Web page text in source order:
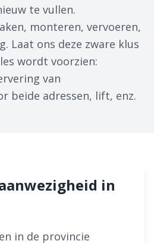
te vullen.
monteren, vervoeren,
Laat ons deze zware klus
wordt voorzien:
van
beide adressen, lift, enz.
in
in de provincie